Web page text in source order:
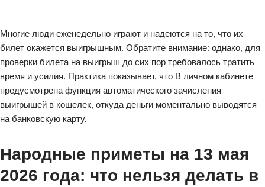
Многие люди еженедельно играют и надеются на то, что их
билет окажется выигрышным. Обратите внимание: однако, для
проверки билета на выигрыш до сих пор требовалось тратить
время и усилия. Практика показывает, что В личном кабинете
предусмотрена функция автоматического зачисления
выигрышей в кошелек, откуда деньги моментально выводятся
на банковскую карту.
Народные приметы на 13 мая
2026 года: что нельзя делать в